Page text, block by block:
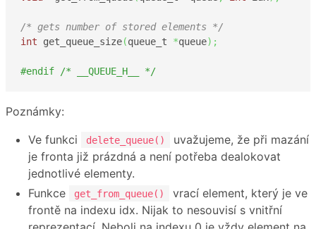
/* gets number of stored elements */
int get_queue_size(queue_t *queue) ;
#endif /* __QUEUE_H__ */
Poznámky:
Ve funkci
delete_queue()
uvažujeme, že při mazání
je fronta již prázdná a není potřeba dealokovat
jednotlivé elementy.
Funkce
get_from_queue()
vrací element, který je ve
frontě na indexu idx. Nijak to nesouvisí s vnitřní